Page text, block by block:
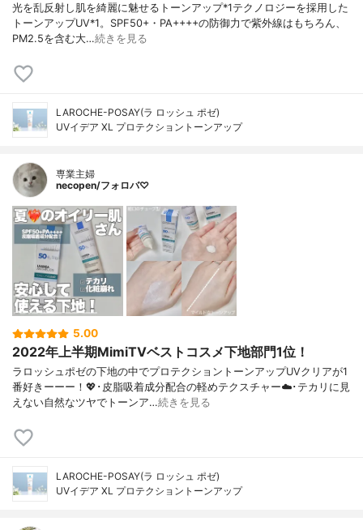
光を乱反射し肌を綺麗に魅せるトーンアップ*1テクノロジーを採用した
トーンアップUV*1。SPF50+・PA++++の防御力で紫外線はもちろん、
PM2.5を含む大…続きを見る
LAROCHE-POSAY(ラ ロッシュ ポゼ)
UVイデア XL プロテクショントーンアップ
専業主婦
necopen/フォロバ♡
5.00
2022年上半期MimiTVベストコスメ下地部門1位！
ラロッシュポゼの下地の中でプロテクショントーンアップUVクリアが1
番好きーーー！💖･皮脂吸着成分配合の軽めテクスチャー☁️･テカリに見
えない自然なツヤでトーンア…続きを見る
LAROCHE-POSAY(ラ ロッシュ ポゼ)
UVイデア XL プロテクショントーンアップ